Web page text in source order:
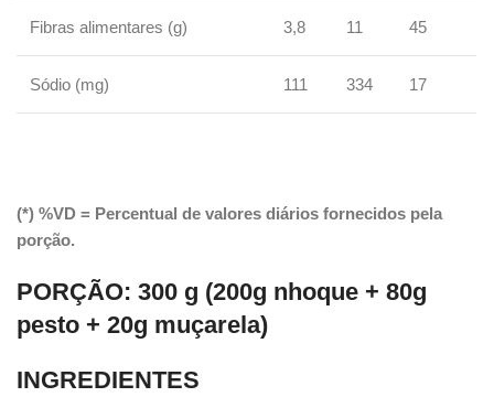
Fibras alimentares (g) 3,8 11 45
Sódio (mg) 111 334 17
(*) %VD = Percentual de valores diários fornecidos pela
porção.
PORÇÃO: 300 g (200g nhoque + 80g
pesto + 20g muçarela)
INGREDIENTES